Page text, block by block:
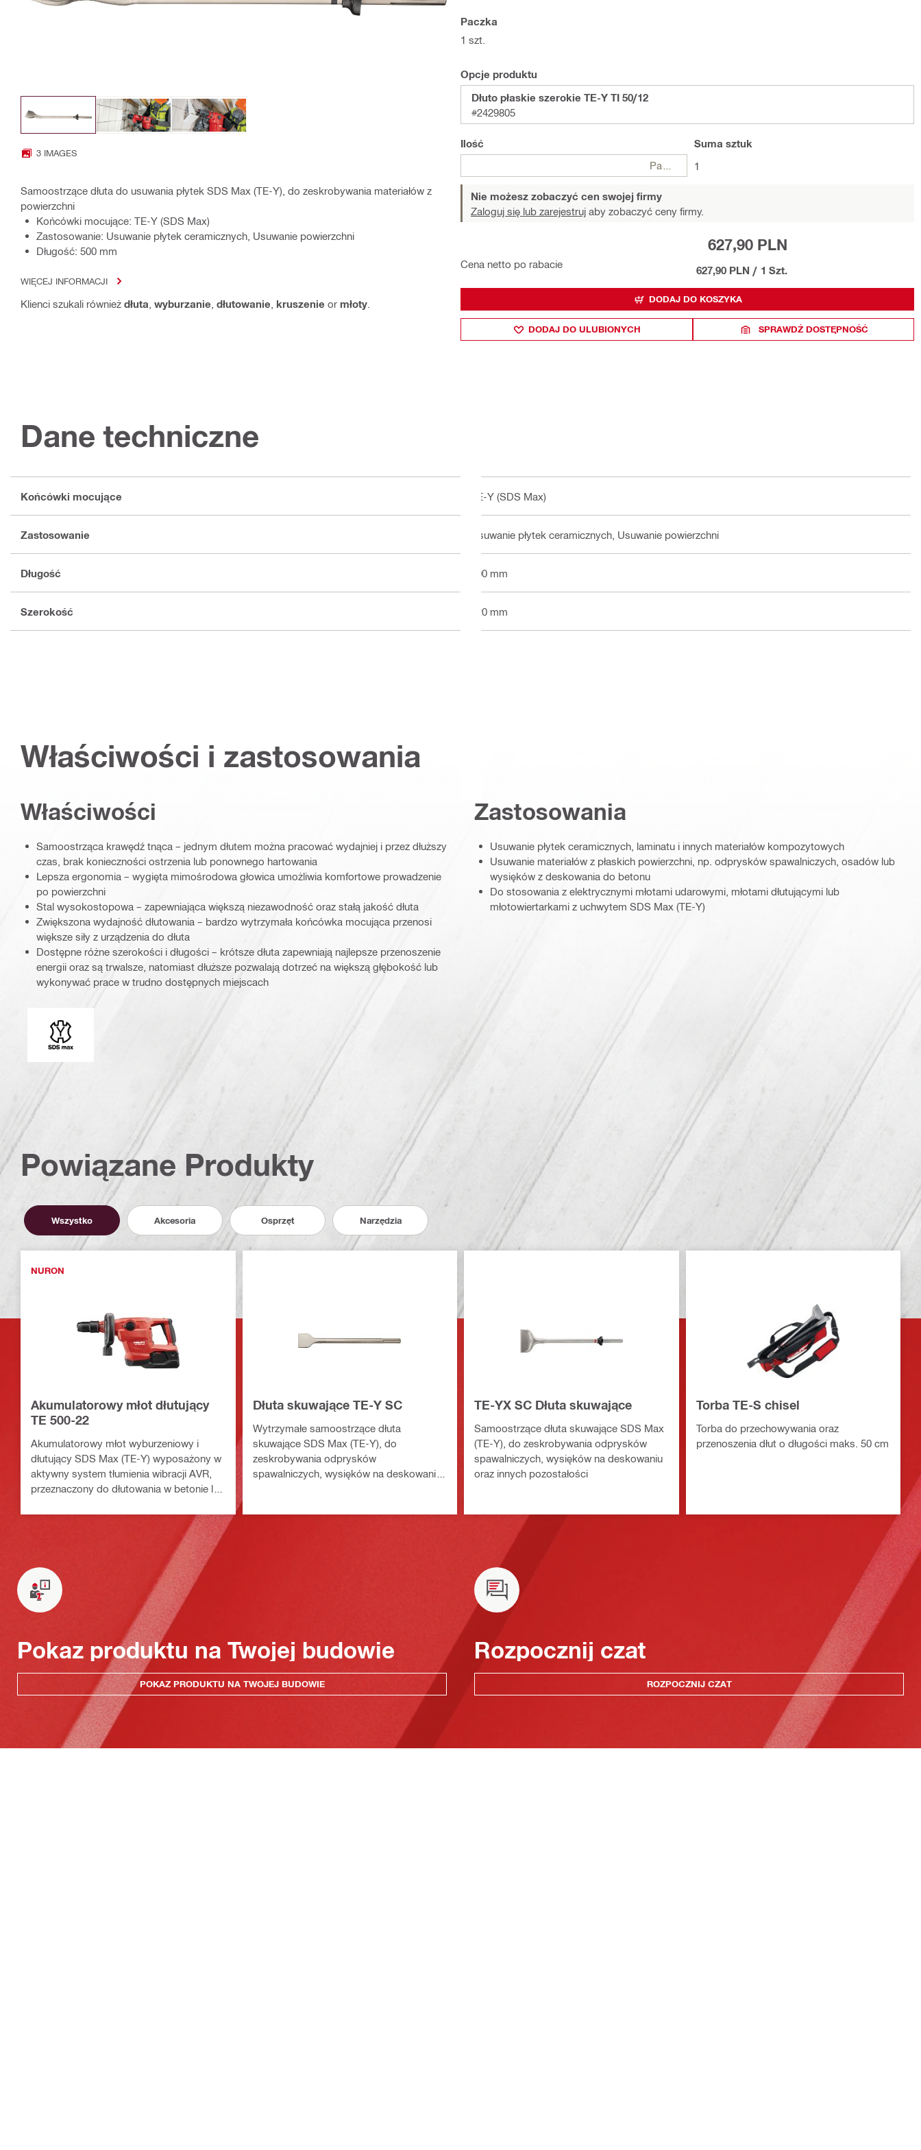
3 IMAGES
Samoostrzące dłuta do usuwania płytek SDS Max (TE-Y), do zeskrobywania materiałów z
powierzchni
Końcówki mocujące: TE-Y (SDS Max)
Zastosowanie: Usuwanie płytek ceramicznych, Usuwanie powierzchni
Długość: 500 mm
WIĘCEJ INFORMACJI
Klienci szukali również dłuta wyburzanie dłutowanie kruszenie or młoty
Paczka
1 szt.
Opcje produktu
Dłuto płaskie szerokie TE-Y TI 50/12
#2429805
Ilość
Suma sztuk
1
Nie możesz zobaczyć cen swojej firmy
Zaloguj się lub zarejestruj aby zobaczyć ceny firmy.
Cena netto po rabacie
627,90 PLN
627,90 PLN / 1 Szt.
DODAJ DO KOSZYKA
DODAJ DO ULUBIONYCH SPRAWDŹ DOSTĘPNOŚĆ
Dane techniczne
Końcówki mocujące TE-Y (SDS Max)
Zastosowanie Usuwanie płytek ceramicznych, Usuwanie powierzchni
Długość 500 mm
Szerokość 120 mm
Właściwości i zastosowania
Właściwości
Samoostrząca krawędź tnąca – jednym dłutem można pracować wydajniej i przez dłuższy
czas, brak konieczności ostrzenia lub ponownego hartowania
Lepsza ergonomia – wygięta mimośrodowa głowica umożliwia komfortowe prowadzenie
po powierzchni
Stal wysokostopowa – zapewniająca większą niezawodność oraz stałą jakość dłuta
Zwiększona wydajność dłutowania – bardzo wytrzymała końcówka mocująca przenosi
większe siły z urządzenia do dłuta
Dostępne różne szerokości i długości – krótsze dłuta zapewniają najlepsze przenoszenie
energii oraz są trwalsze, natomiast dłuższe pozwalają dotrzeć na większą głębokość lub
wykonywać prace w trudno dostępnych miejscach
Końcówki mocujące
Zastosowania
Usuwanie płytek ceramicznych, laminatu i innych materiałów kompozytowych
Usuwanie materiałów z płaskich powierzchni, np. odprysków spawalniczych, osadów lub
wysięków z deskowania do betonu
Do stosowania z elektrycznymi młotami udarowymi, młotami dłutującymi lub
młotowiertarkami z uchwytem SDS Max (TE-Y)
Powiązane Produkty
Wszystko Akcesoria Osprzęt Narzędzia
NURON
Akumulatorowy młot dłutujący
TE 500-22
Akumulatorowy młot wyburzeniowy i
dłutujący SDS Max (TE-Y) wyposażony w
aktywny system tłumienia wibracji AVR,
przeznaczony do dłutowania w betonie lub
Dłuta skuwające TE-Y SC
Wytrzymałe samoostrzące dłuta
skuwające SDS Max (TE-Y), do
zeskrobywania odprysków
spawalniczych, wysięków na deskowaniu
TE-YX SC Dłuta skuwające
Samoostrzące dłuta skuwające SDS Max
(TE-Y), do zeskrobywania odprysków
spawalniczych, wysięków na deskowaniu
oraz innych pozostałości
Torba TE-S chisel
Torba do przechowywania oraz
przenoszenia dłut o długości maks. 50 cm
Pokaz produktu na Twojej budowie
POKAZ PRODUKTU NA TWOJEJ BUDOWIE
Rozpocznij czat
ROZPOCZNIJ CZAT